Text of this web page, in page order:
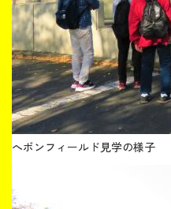
へボンフィールド見学の様子